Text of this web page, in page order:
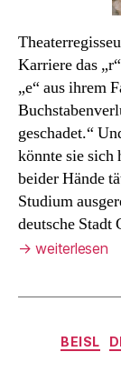
Karriere das
„e“ aus ihrem
geschadet.“
könnte sie sich
beider Hände
Studium
deutsche Stadt
→ weiterlesen
BEISL